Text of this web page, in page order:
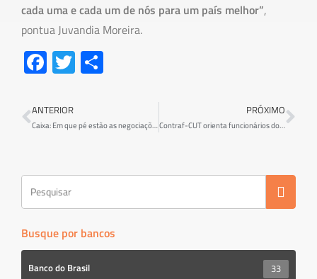
cada uma e cada um de nós para um país melhor”,
pontua Juvandia Moreira.
Fa
ce
b
o
T
wi
er e
ANTERIOR
Caixa: Em que pé estão as negociações para caixas e tesoureiros
PRÓXIMO
Contraf-CUT orienta funcionários do Banco do Brasil a não aderirem à proposta da Cassi
Busque por bancos
Banco do Brasil 33